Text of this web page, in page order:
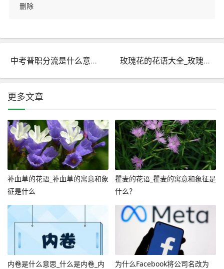
删除
中考普职分流是什么意思_什么叫中考分流？ 玫瑰花的花语大全_玫瑰花语每朵代表什么意思
更多文章
补血草的花语_补血草的寓意和象
征是什么
瞿麦的花语_瞿麦的寓意和象征是
什么？
内卷是什么意思_什么是内卷_内
为什么Facebook将公司名改为